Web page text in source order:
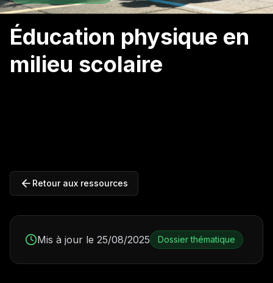
Éducation physique en
milieu scolaire
Retour aux ressources
Mis à jour le 25/08/2025 Dossier thématique